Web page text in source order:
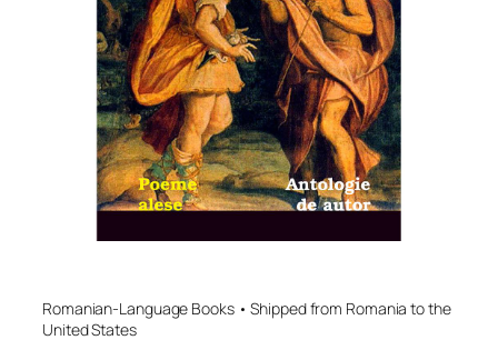
Romanian-Language Books • Shipped from Romania to the
United States